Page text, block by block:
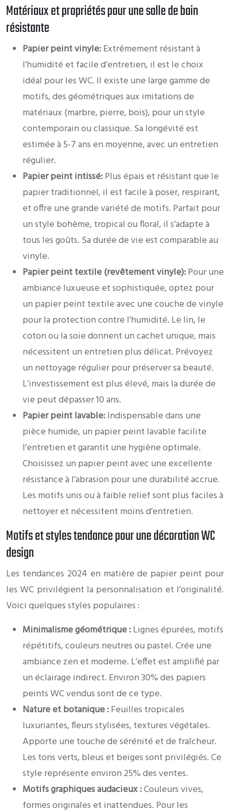
Matériaux et propriétés pour une salle de bain
résistante
Papier peint vinyle:Extrêmement résistant à
l’humidité et facile d’entretien, il est le choix
idéal pour les WC. Il existe une large gamme de
motifs, des géométriques aux imitations de
matériaux (marbre, pierre, bois), pour un style
contemporain ou classique. Sa longévité est
estimée à 5-7 ans en moyenne, avec un entretien
régulier.
Papier peint intissé:Plus épais et résistant que le
papier traditionnel, il est facile à poser, respirant,
et offre une grande variété de motifs. Parfait pour
un style bohème, tropical ou floral, il s’adapte à
tous les goûts. Sa durée de vie est comparable au
vinyle.
Papier peint textile (revêtement vinyle):Pour une
ambiance luxueuse et sophistiquée, optez pour
un papier peint textile avec une couche de vinyle
pour la protection contre l’humidité. Le lin, le
coton ou la soie donnent un cachet unique, mais
nécessitent un entretien plus délicat. Prévoyez
un nettoyage régulier pour préserver sa beauté.
L’investissement est plus élevé, mais la durée de
vie peut dépasser 10 ans.
Papier peint lavable:Indispensable dans une
pièce humide, un papier peint lavable facilite
l’entretien et garantit une hygiène optimale.
Choisissez un papier peint avec une excellente
résistance à l’abrasion pour une durabilité accrue.
Les motifs unis ou à faible relief sont plus faciles à
nettoyer et nécessitent moins d’entretien.
Motifs et styles tendance pour une décoration WC
design
Les tendances 2024 en matière de papier peint pour
les WC privilégient la personnalisation et l’originalité.
Voici quelques styles populaires :
Minimalisme géométrique :Lignes épurées, motifs
répétitifs, couleurs neutres ou pastel. Crée une
ambiance zen et moderne. L’effet est amplifié par
un éclairage indirect. Environ 30% des papiers
peints WC vendus sont de ce type.
Nature et botanique :Feuilles tropicales
luxuriantes, fleurs stylisées, textures végétales.
Apporte une touche de sérénité et de fraîcheur.
Les tons verts, bleus et beiges sont privilégiés. Ce
style représente environ 25% des ventes.
Motifs graphiques audacieux :Couleurs vives,
formes originales et inattendues. Pour les